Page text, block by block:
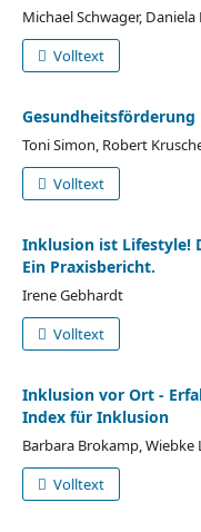
Michael Schwager, Daniela
Volltext
Toni Simon, Robert
Volltext
Inklusion ist Lifestyle!
Ein Praxisbericht.
Irene Gebhardt
Volltext
Inklusion vor Ort -
Index für Inklusion
Barbara Brokamp, Wiebke
Volltext